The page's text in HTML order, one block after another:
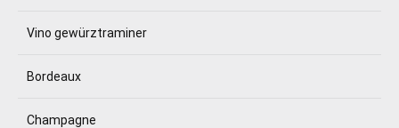
Vino gewürztraminer
Bordeaux
Champagne